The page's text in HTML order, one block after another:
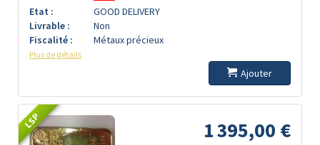
Etat :
GOOD DELIVERY
Livrable :
Non
Fiscalité :
Métaux précieux
Plus de détails
Ajouter
LSP 1 395,00 €